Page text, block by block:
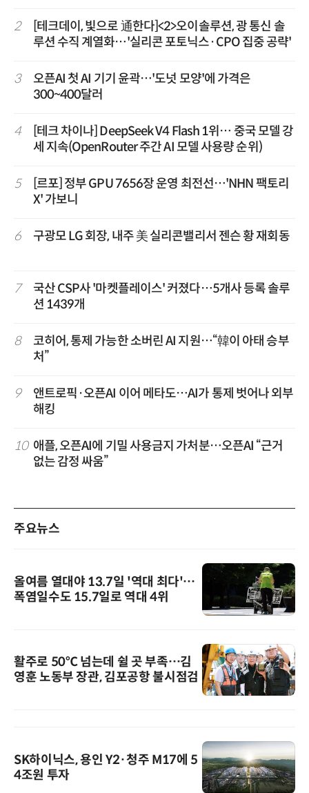
2
[테크데이, 빛으로 通한다]<2>오이솔루션, 광 통신 솔
루션 수직 계열화…'실리콘 포토닉스·CPO 집중 공략'
3
오픈AI 첫 AI 기기 윤곽…'도넛 모양'에 가격은
300~400달러
4
[테크 차이나] DeepSeek V4 Flash 1위… 중국 모델 강
세 지속(OpenRouter 주간 AI 모델 사용량 순위)
5
[르포] 정부 GPU 7656장 운영 최전선…'NHN 팩토리
X' 가보니
6 구광모 LG 회장, 내주 美 실리콘밸리서 젠슨 황 재회동
7
국산 CSP사 '마켓플레이스' 커졌다…5개사 등록 솔루
션 1439개
8
코히어, 통제 가능한 소버린 AI 지원…“韓이 아태 승부
처”
9
앤트로픽·오픈AI 이어 메타도…AI가 통제 벗어나 외부
해킹
10 애플, 오픈AI에 기밀 사용금지 가처분…오픈AI “근거
없는 감정 싸움”
주요뉴스
올여름 열대야 13.7일 '역대 최다'…
폭염일수도 15.7일로 역대 4위
활주로 50℃ 넘는데 쉴 곳 부족…김
영훈 노동부 장관, 김포공항 불시점검
SK하이닉스, 용인 Y2·청주 M17에 5
4조원 투자